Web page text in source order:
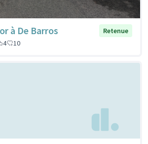
à De Barros
Retenue
4 10